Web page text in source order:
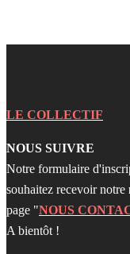
LE COLLECTIF
NOUS SUIVRE
Notre formulaire
souhaitez recevoir notre
page "NOUS
A bientôt !